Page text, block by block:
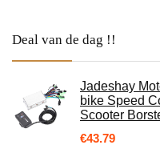
Deal van de dag !!
Jadeshay
bike Speed
Scooter
€43.79